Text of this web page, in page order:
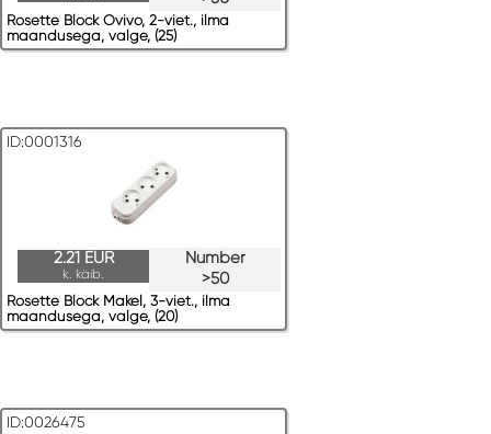
Rosette Block Ovivo, 2-viet., ilma
maandusega, valge, (25)
ID:0001316
Number
>50
2.21 EUR
k. käib.
Rosette Block Makel, 3-viet., ilma
maandusega, valge, (20)
ID:0026475